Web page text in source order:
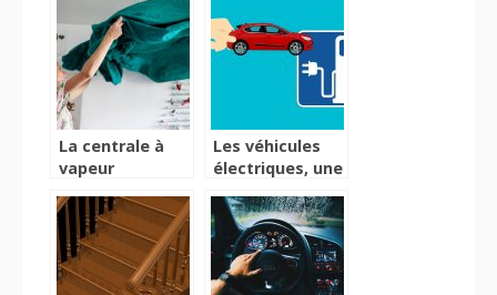
de production
et de
fermentation
de votre bière
machine de
conservation et
de protection
de vos aliments
La centrale à
vapeur
pour un parfait
repassage
Les véhicules
électriques, une
bénéfique